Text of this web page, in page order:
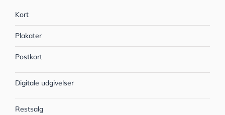
Kort
Plakater
Postkort
Digitale udgivelser
Restsalg